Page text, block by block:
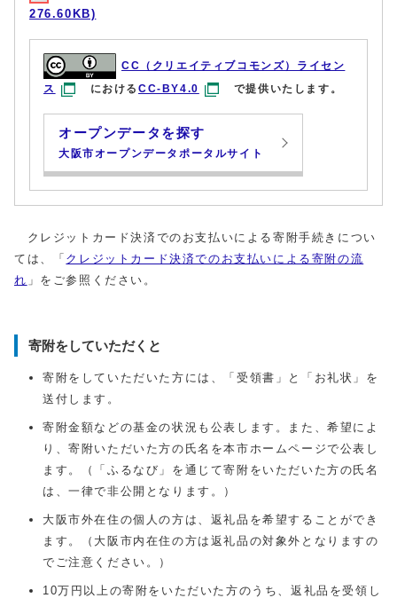
276.60KB)
CC（クリエイティブコモンズ）ライセン
ス
におけるCC-BY4.0 で提供いたします。
オープンデータを探す
大阪市オープンデータポータルサイト
クレジットカード決済でのお支払いによる寄附手続きについ
ては、「 クレジットカード決済でのお支払いによる寄附の流
れ 」をご参照ください。
寄附をしていただくと
寄附をしていただいた方には、「受領書」と「お礼状」を
送付します。
寄附金額などの基金の状況も公表します。また、希望によ
り、寄附いただいた方の氏名を本市ホームページで公表し
ます。（「ふるなび」を通じて寄附をいただいた方の氏名
は、一律で非公開となります。）
大阪市外在住の個人の方は、返礼品を希望することができ
ます。（大阪市内在住の方は返礼品の対象外となりますの
でご注意ください。）
10万円以上の寄附をいただいた方のうち、返礼品を受領し